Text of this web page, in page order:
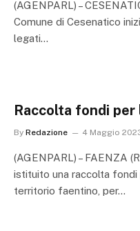
(AGENPARL) –
Comune di Cesenatico
legati…
Raccolta fondi per
By Redazione 4 Maggio
(AGENPARL) – FAENZA
istituito una raccolta fondi
territorio faentino, per…